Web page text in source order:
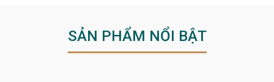
SẢN PHẨM NỔI BẬT